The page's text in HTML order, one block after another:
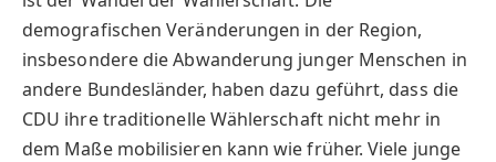
demografischen Veränderungen in der Region,
insbesondere die Abwanderung junger Menschen in
andere Bundesländer, haben dazu geführt, dass die
CDU ihre traditionelle Wählerschaft nicht mehr in
dem Maße mobilisieren kann wie früher. Viele junge